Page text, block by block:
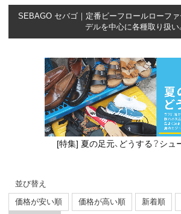
SEBAGO セバゴ｜定番ビーフロールローフ
デルを中心に各種取り扱い
[特集] 夏の足元、どうする？シュ
並び替え
価格が安い順
価格が高い順 新着順